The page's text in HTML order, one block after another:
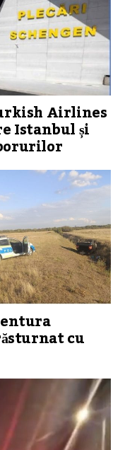
Airlines
Istanbul și
cu